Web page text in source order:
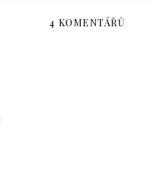
4 KOMENTÁŘŮ